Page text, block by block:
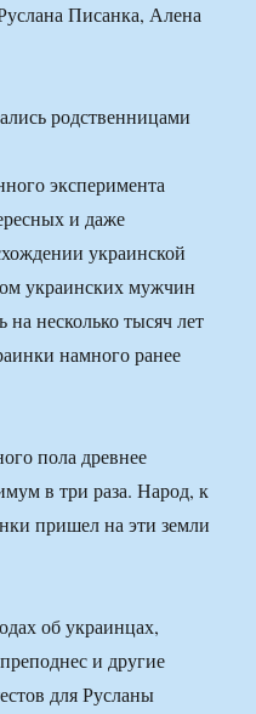
Писанка, Алена
эксперимента
и даже
украинской
украинских мужчин
несколько тысяч лет
намного ранее
пола древнее
в три раза. Народ, к
пришел на эти земли
об украинцах,
и другие
для Русланы